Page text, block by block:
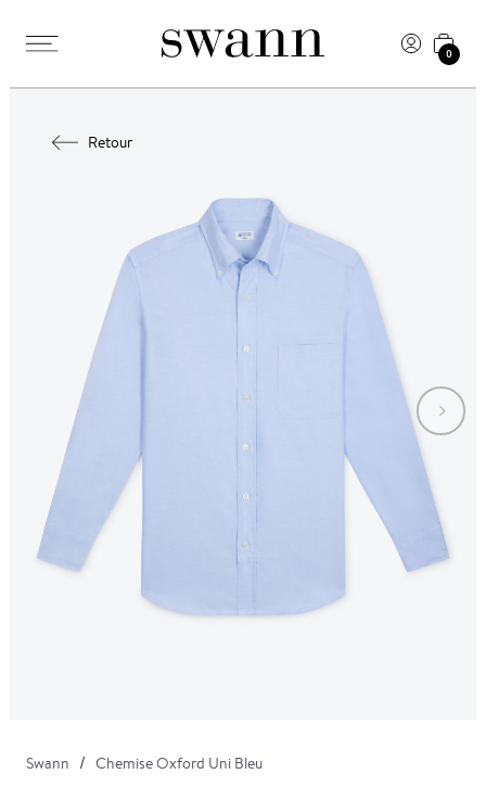
0
Retour
Swann Chemise Oxford Uni Bleu